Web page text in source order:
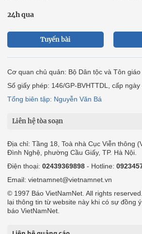
24h qua
Tuyến bài
Cơ quan chủ quản: Bộ Dân tộc và Tôn giáo
Số giấy phép: 146/GP-BVHTTDL, cấp
Tổng biên tập: Nguyễn Văn Bá
Liên hệ tòa soạn
Địa chỉ: Tầng 18, Toà nhà Cục Viễn thông
Đình Nghệ, phường Cầu Giấy, TP. Hà Nội.
Điện thoại: 02439369898 - Hotline:
Email: vietnamnet@vietnamnet.vn
© 1997 Báo VietNamNet. All rights
lại thông tin từ website này khi có sự đồng
báo VietNamNet.